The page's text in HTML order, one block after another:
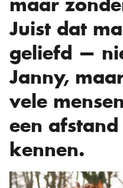
Juist dat
geliefd —
Janny,
vele
een
kennen.